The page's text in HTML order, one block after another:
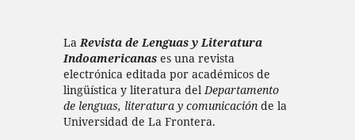
LaRevista de Lenguas y Literatura
Indoamericanas es una revista
electrónica editada por académicos de
lingüística y literatura delDepartamento
de lenguas, literatura y comunicaciónde la
Universidad de La Frontera.